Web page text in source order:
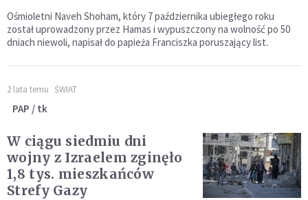
Ośmioletni Naveh Shoham, który 7 października ubiegłego roku
został uprowadzony przez Hamas i wypuszczony na wolność po 50
dniach niewoli, napisał do papieża Franciszka poruszający list.
2 lata temu ŚWIAT
PAP / tk
W ciągu siedmiu dni
wojny z Izraelem zginęło
1,8 tys. mieszkańców
Strefy Gazy